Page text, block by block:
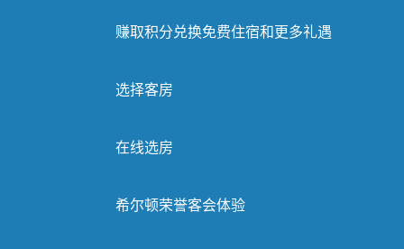
赚取积分兑换免费住宿和更多礼遇
选择客房
在线选房
希尔顿荣誉客会体验